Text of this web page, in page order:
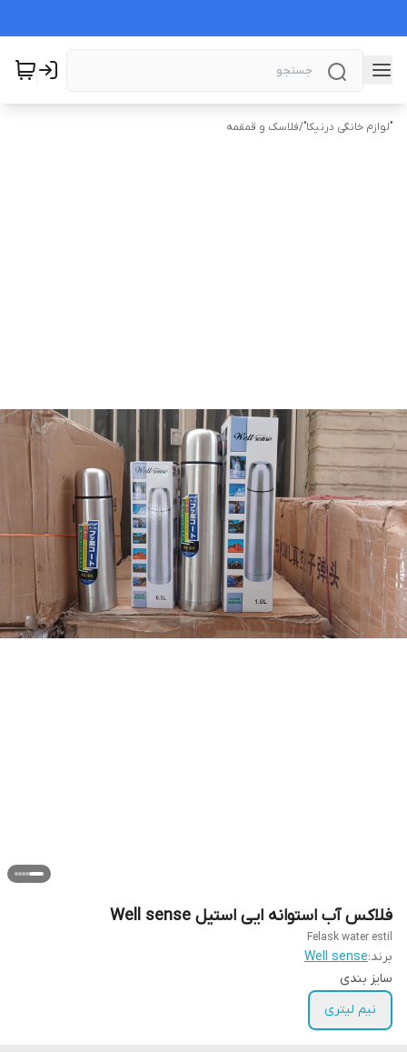
"لوازم خانگی درنیکا"/فلاسک و قمقمه
فلاکس آب استوانه ایی استیل Well sense
Felask water estil
برند:Well sense
سایز بندی
نیم لیتری